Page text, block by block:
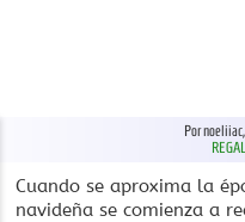
Por
Cuando se aproxima la
navideña se comienza a